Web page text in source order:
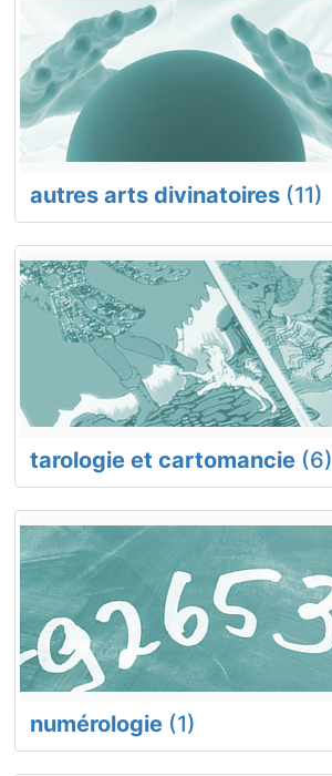
autres arts divinatoires (11)
tarologie et cartomancie (6)
numérologie (1)